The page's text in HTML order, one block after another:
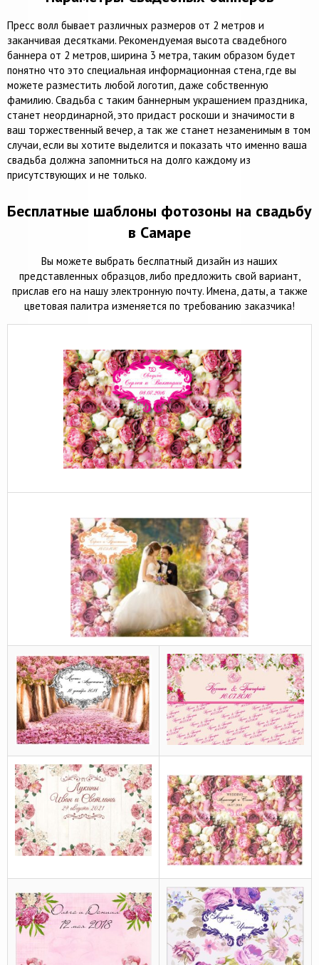
Пресс волл бывает различных размеров от 2 метров и
заканчивая десятками. Рекомендуемая высота свадебного
баннера от 2 метров, ширина 3 метра, таким образом будет
понятно что это специальная информационная стена, где вы
можете разместить любой логотип, даже собственную
фамилию. Свадьба с таким баннерным украшением праздника,
станет неординарной, это придаст роскоши и значимости в
ваш торжественный вечер, а так же станет незаменимым в том
случаи, если вы хотите выделится и показать что именно ваша
свадьба должна запомниться на долго каждому из
присутствующих и не только.
Бесплатные шаблоны фотозоны на свадьбу
в Самаре
Вы можете выбрать беслпатный дизайн из наших
представленных образцов, либо предложить свой вариант,
прислав его на нашу электронную почту. Имена, даты, а также
цветовая палитра изменяется по требованию заказчика!